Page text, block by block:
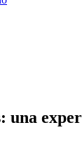
una